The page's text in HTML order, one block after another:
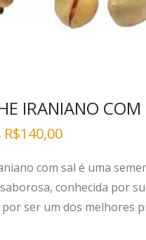
IRANIANO COM
R$140,00
com sal é uma
conhecida por
ser um dos melhores